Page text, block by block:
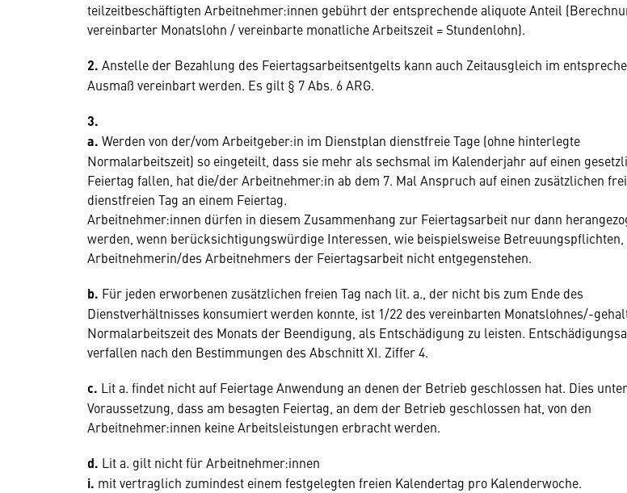
teilzeitbeschäftigten Arbeitnehmer:innen gebührt der entsprechende aliquote Anteil
vereinbarter Monatslohn / vereinbarte monatliche Arbeitszeit = Stundenlohn).
2. Anstelle der Bezahlung des Feiertagsarbeitsentgelts kann auch Zeitausgleich im
Ausmaß vereinbart werden. Es gilt § 7 Abs. 6 ARG.
3.
a. Werden von der/vom Arbeitgeber:in im Dienstplan dienstfreie Tage (ohne hinterlegte
Normalarbeitszeit) so eingeteilt, dass sie mehr als sechsmal im Kalenderjahr auf einen
Feiertag fallen, hat die/der Arbeitnehmer:in ab dem 7. Mal Anspruch auf einen zusätzlichen
dienstfreien Tag an einem Feiertag.
Arbeitnehmer:innen dürfen in diesem Zusammenhang zur Feiertagsarbeit nur dann
werden, wenn berücksichtigungswürdige Interessen, wie beispielsweise
Arbeitnehmerin/des Arbeitnehmers der Feiertagsarbeit nicht entgegenstehen.
b. Für jeden erworbenen zusätzlichen freien Tag nach lit. a., der nicht bis zum Ende des
Dienstverhältnisses konsumiert werden konnte, ist 1/22 des vereinbarten Monatslohnes/-
Normalarbeitszeit des Monats der Beendigung, als Entschädigung zu leisten.
verfallen nach den Bestimmungen des Abschnitt XI. Ziffer 4.
c. Lit a. findet nicht auf Feiertage Anwendung an denen der Betrieb geschlossen hat. Dies
Voraussetzung, dass am besagten Feiertag, an dem der Betrieb geschlossen hat, von den
Arbeitnehmer:innen keine Arbeitsleistungen erbracht werden.
d. Lit a. gilt nicht für Arbeitnehmer:innen
i. mit vertraglich zumindest einem festgelegten freien Kalendertag pro Kalenderwoche.